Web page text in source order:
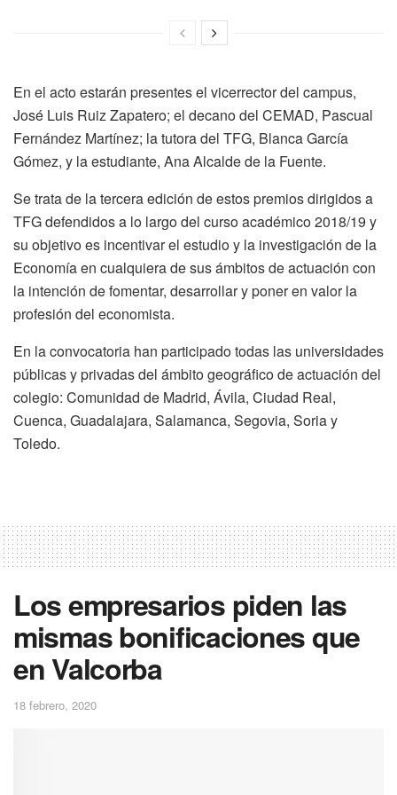
En el acto estarán presentes el vicerrector del campus,
José Luis Ruiz Zapatero; el decano del CEMAD, Pascual
Fernández Martínez; la tutora del TFG, Blanca García
Gómez, y la estudiante, Ana Alcalde de la Fuente.
Se trata de la tercera edición de estos premios dirigidos a
TFG defendidos a lo largo del curso académico 2018/19 y
su objetivo es incentivar el estudio y la investigación de la
Economía en cualquiera de sus ámbitos de actuación con
la intención de fomentar, desarrollar y poner en valor la
profesión del economista.
En la convocatoria han participado todas las universidades
públicas y privadas del ámbito geográfico de actuación del
colegio: Comunidad de Madrid, Ávila, Ciudad Real,
Cuenca, Guadalajara, Salamanca, Segovia, Soria y
Toledo.
Los empresarios piden las
mismas bonificaciones que
en Valcorba
18 febrero, 2020